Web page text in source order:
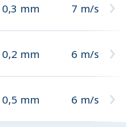
0,3 mm 7 m/s
0,2 mm 6 m/s
0,5 mm 6 m/s